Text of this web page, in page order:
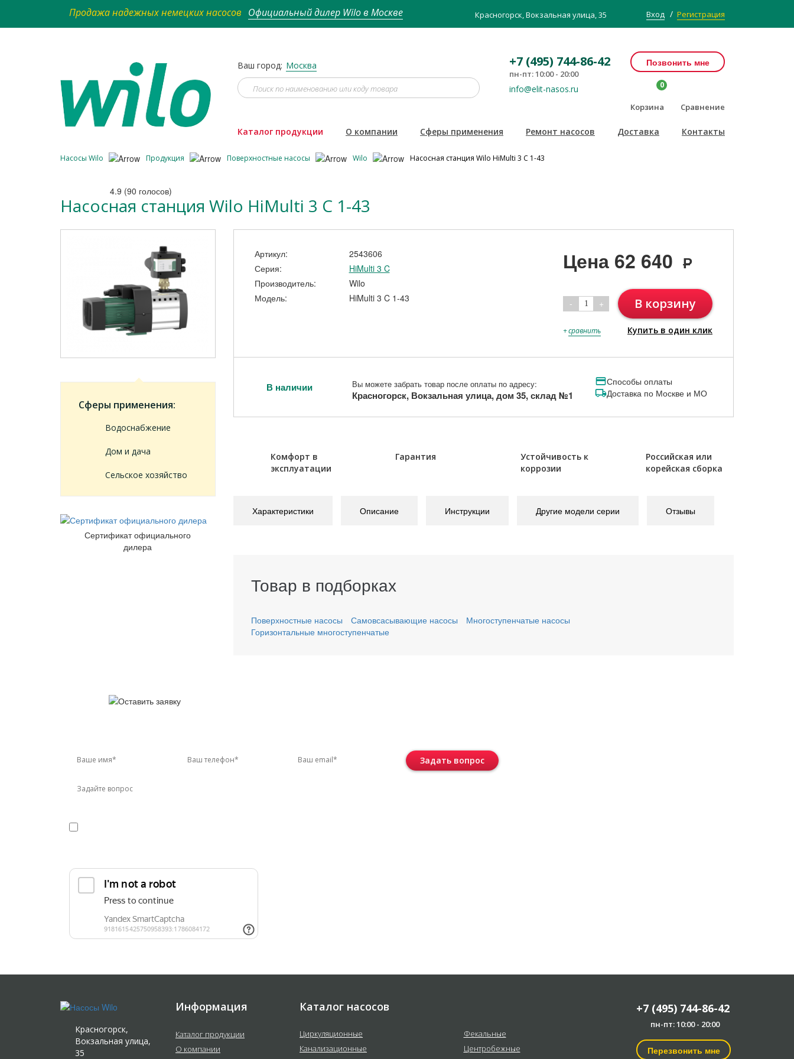
Продажа надежных немецких насосов Официальный дилер Wilo в Москве Красногорск, Вокзальная улица, 35 Вход / Регистрация
Ваш город: Москва +7 (495) 744-86-42
пн-пт: 10:00 - 20:00
info@elit-nasos.ru
Позвонить мне
Корзина
0
Сравнение
Каталог продукции О компании Сферы применения Ремонт насосов Доставка Контакты
Насосы Wilo Продукция Поверхностные насосы Wilo Насосная станция Wilo HiMulti 3 C 1-43
4.9 (90 голосов)
Насосная станция Wilo HiMulti 3 C 1-43
Сферы применения:
Водоснабжение
Дом и дача
Сельское хозяйство
Сертификат официального
дилера
Артикул:
2543606
Серия:
HiMulti 3 C
Производитель:
Wilo
Модель:
HiMulti 3 C 1-43
Цена 62 640 Р
- 1 + В корзину
+сравнить Купить в один клик
В наличии Вы можете забрать товар после оплаты по адресу:
Красногорск, Вокзальная улица, дом 35, склад №1
Способы оплаты
Доставка по Москве и МО
Комфорт в
эксплуатации
Гарантия
Устойчивость к
коррозии
Российская или
корейская сборка
Характеристики Описание Инструкции Другие модели серии Отзывы
Товар в подборках
Поверхностные насосы Самовсасывающие насосы
Многоступенчатые насосы
Горизонтальные многоступенчатые
Задать вопрос
Красногорск,
Вокзальная улица,
35
Информация
Каталог продукции
О компании
Каталог насосов
Циркуляционные
Канализационные
Фекальные
Центробежные
+7 (495) 744-86-42
пн-пт: 10:00 - 20:00
Перезвонить мне